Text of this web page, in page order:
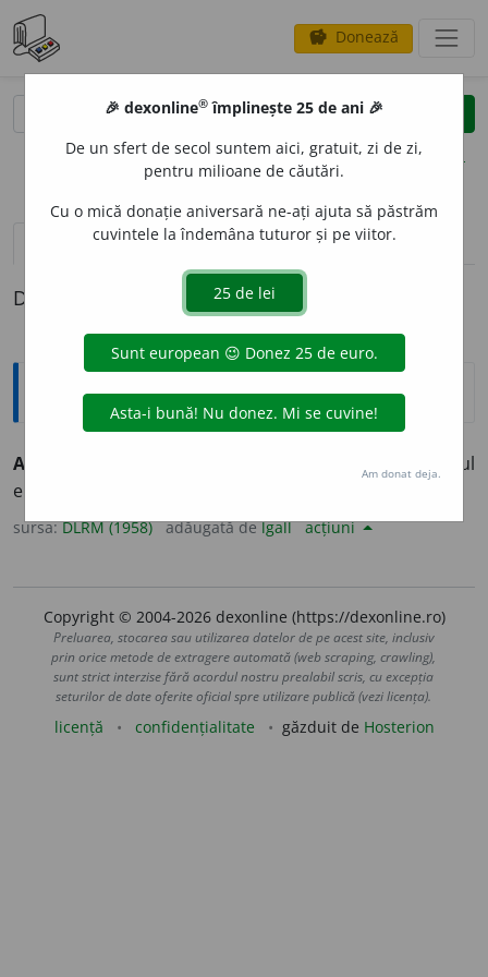
savings Donează
clear
opțiuni
definiții (1) pronunțievolume_up (22)
Definiția cu ID-ul 527455:
Explicative DEX
ALIN
și rezultatul
ei; liniștire, potolire, calmare, domolire.
sursa:DLRM (1958) adăugată delgall acțiuni
Copyright © 2004-2026 dexonline (https://dexonline.ro)
Preluarea, stocarea sau utilizarea datelor de pe acest site, inclusiv
prin orice metode de extragere automată (web scraping, crawling),
sunt strict interzise fără acordul nostru prealabil scris, cu excepția
seturilor de date oferite oficial spre utilizare publică (vezi licența).
licență confidențialitate găzduit de Hosterion
🎉 dexonline® împlinește 25 de ani 🎉
De un sfert de secol suntem aici, gratuit, zi de zi,
pentru milioane de căutări.
Cu o mică donație aniversară ne-ați ajuta să păstrăm
cuvintele la îndemâna tuturor și pe viitor.
Am donat deja.